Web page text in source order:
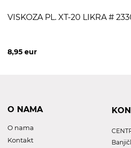
VISKOZA PL. XT-20 LIKRA #
8,95 eur
O NAMA
O nama
Kontakt